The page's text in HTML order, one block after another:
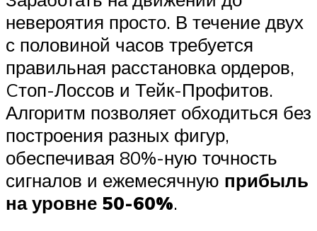
невероятия просто. В течение двух
с половиной часов требуется
правильная расстановка ордеров,
Cтоп-Лоссов и Тейк-Профитов.
Алгоритм позволяет обходиться без
построения разных фигур,
обеспечивая 80%-ную точность
сигналов и ежемесячную прибыль
на уровне 50-60%.